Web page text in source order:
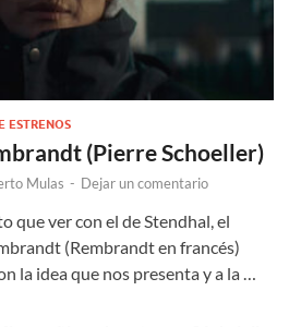
ESTRENOS
(Pierre Schoeller)
Mulas - Dejar un comentario
que ver con el de Stendhal, el
(Rembrandt en francés)
la idea que nos presenta y a la …